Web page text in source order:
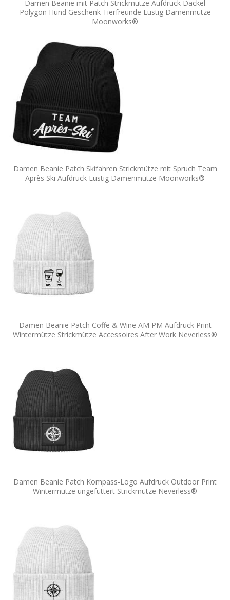
Damen Beanie mit Patch Strickmütze Aufdruck Dackel
Polygon Hund Geschenk Tierfreunde Lustig Damenmütze
Moonworks®
Damen Beanie Patch Skifahren Strickmütze mit Spruch Team
Après Ski Aufdruck Lustig Damenmütze Moonworks®
Damen Beanie Patch Coffe & Wine AM PM Aufdruck Print
Wintermütze Strickmütze Accessoires After Work Neverless®
Damen Beanie Patch Kompass-Logo Aufdruck Outdoor Print
Wintermütze ungefüttert Strickmütze Neverless®